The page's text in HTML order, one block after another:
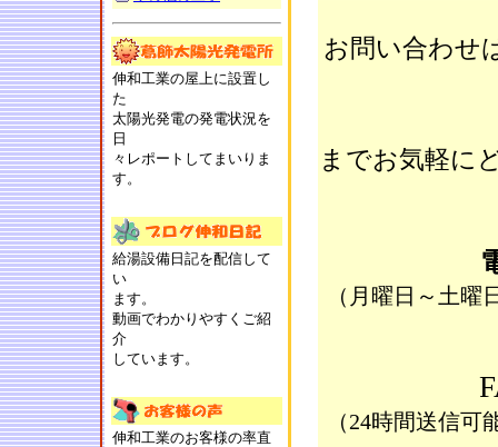
伸和工業の屋上に設置し
た
太陽光発電の発電状況を
日
々レポートしてまいりま
す。
給湯設備日記を配信して
い
ます。
動画でわかりやすくご紹
介
しています。
伸和工業のお客様の率直
お問い合わせ
までお気軽に
（月曜日～土曜
（24時間送信